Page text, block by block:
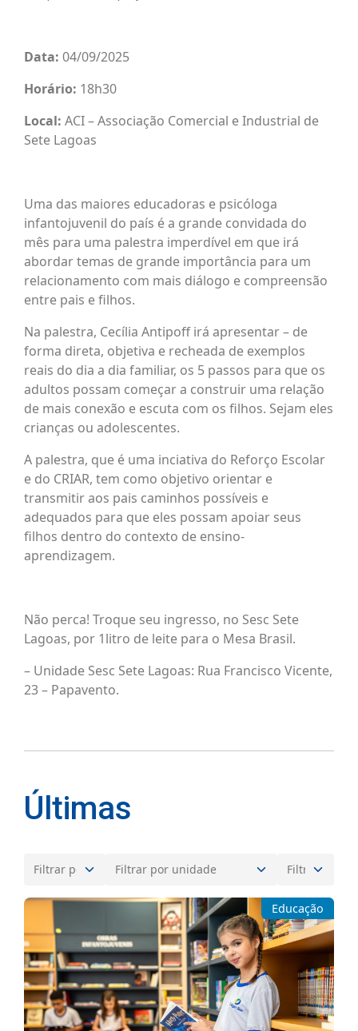
Data: 04/09/2025
Horário: 18h30
Local: ACI – Associação Comercial e Industrial de
Sete Lagoas
Uma das maiores educadoras e psicóloga
infantojuvenil do país é a grande convidada do
mês para uma palestra imperdível em que irá
abordar temas de grande importância para um
relacionamento com mais diálogo e compreensão
entre pais e filhos.
Na palestra, Cecília Antipoff irá apresentar – de
forma direta, objetiva e recheada de exemplos
reais do dia a dia familiar, os 5 passos para que os
adultos possam começar a construir uma relação
de mais conexão e escuta com os filhos. Sejam eles
crianças ou adolescentes.
A palestra, que é uma inciativa do Reforço Escolar
e do CRIAR, tem como objetivo orientar e
transmitir aos pais caminhos possíveis e
adequados para que eles possam apoiar seus
filhos dentro do contexto de ensino-
aprendizagem.
Não perca! Troque seu ingresso, no Sesc Sete
Lagoas, por 1litro de leite para o Mesa Brasil.
– Unidade Sesc Sete Lagoas: Rua Francisco Vicente,
23 – Papavento.
Últimas
Educação